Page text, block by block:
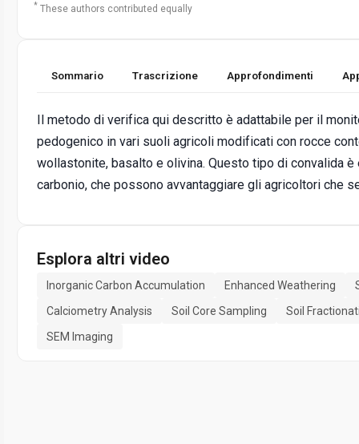
* These authors contributed equally
Sommario Trascrizione Approfondimenti
Il metodo di verifica qui descritto è adattabile per il
pedogenico in vari suoli agricoli modificati con rocce
wollastonite, basalto e olivina. Questo tipo di convalida
carbonio, che possono avvantaggiare gli agricoltori che
Esplora altri video
Inorganic Carbon Accumulation Enhanced Weathering
Calciometry Analysis
Soil Core Sampling
Soil
SEM Imaging